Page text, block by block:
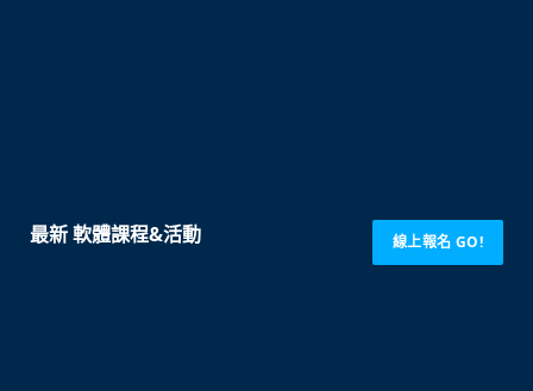
最新 軟體課程&活動 線上報名 GO!